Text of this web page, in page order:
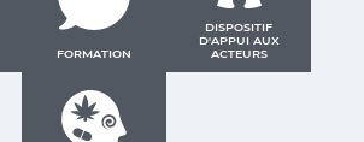
FORMATION
DISPOSITIF
D'APPUI AUX
ACTEURS